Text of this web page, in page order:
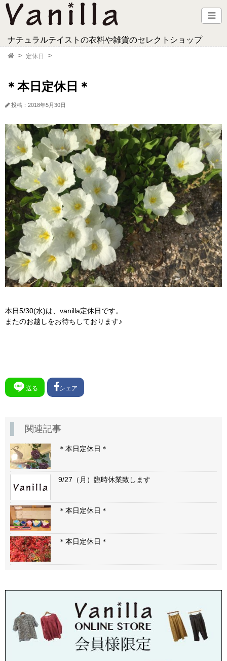
ナチュラルテイストの衣料や雑貨のセレクトショップ
定休日
＊本日定休日＊
投稿：2018年5月30日
本日5/30(水)は、vanilla定休日です。
またのお越しをお待ちしております♪
送る シェア
関連記事
＊本日定休日＊
9/27（月）臨時休業致します
＊本日定休日＊
＊本日定休日＊